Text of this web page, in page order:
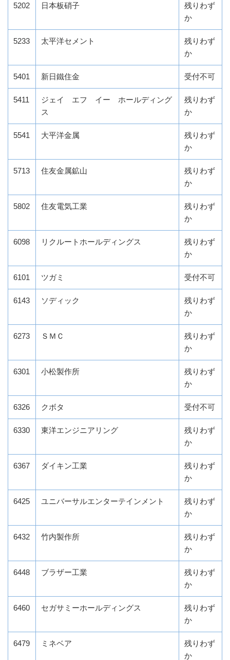
5202 日本板硝子
残りわず
か
5233 太平洋セメント
残りわず
か
5401 新日鐵住金 受付不可
5411
ジェイ エフ イー ホールディング
ス
残りわず
か
5541 大平洋金属
残りわず
か
5713 住友金属鉱山
残りわず
か
5802 住友電気工業
残りわず
か
6098 リクルートホールディングス
残りわず
か
6101 ツガミ 受付不可
6143 ソディック
残りわず
か
6273 ＳＭＣ
残りわず
か
6301 小松製作所
残りわず
か
6326 クボタ 受付不可
6330 東洋エンジニアリング
残りわず
か
6367 ダイキン工業
残りわず
か
6425 ユニバーサルエンターテインメント
残りわず
か
6432 竹内製作所
残りわず
か
6448 ブラザー工業
残りわず
か
6460 セガサミーホールディングス
残りわず
か
6479 ミネベア
残りわず
か